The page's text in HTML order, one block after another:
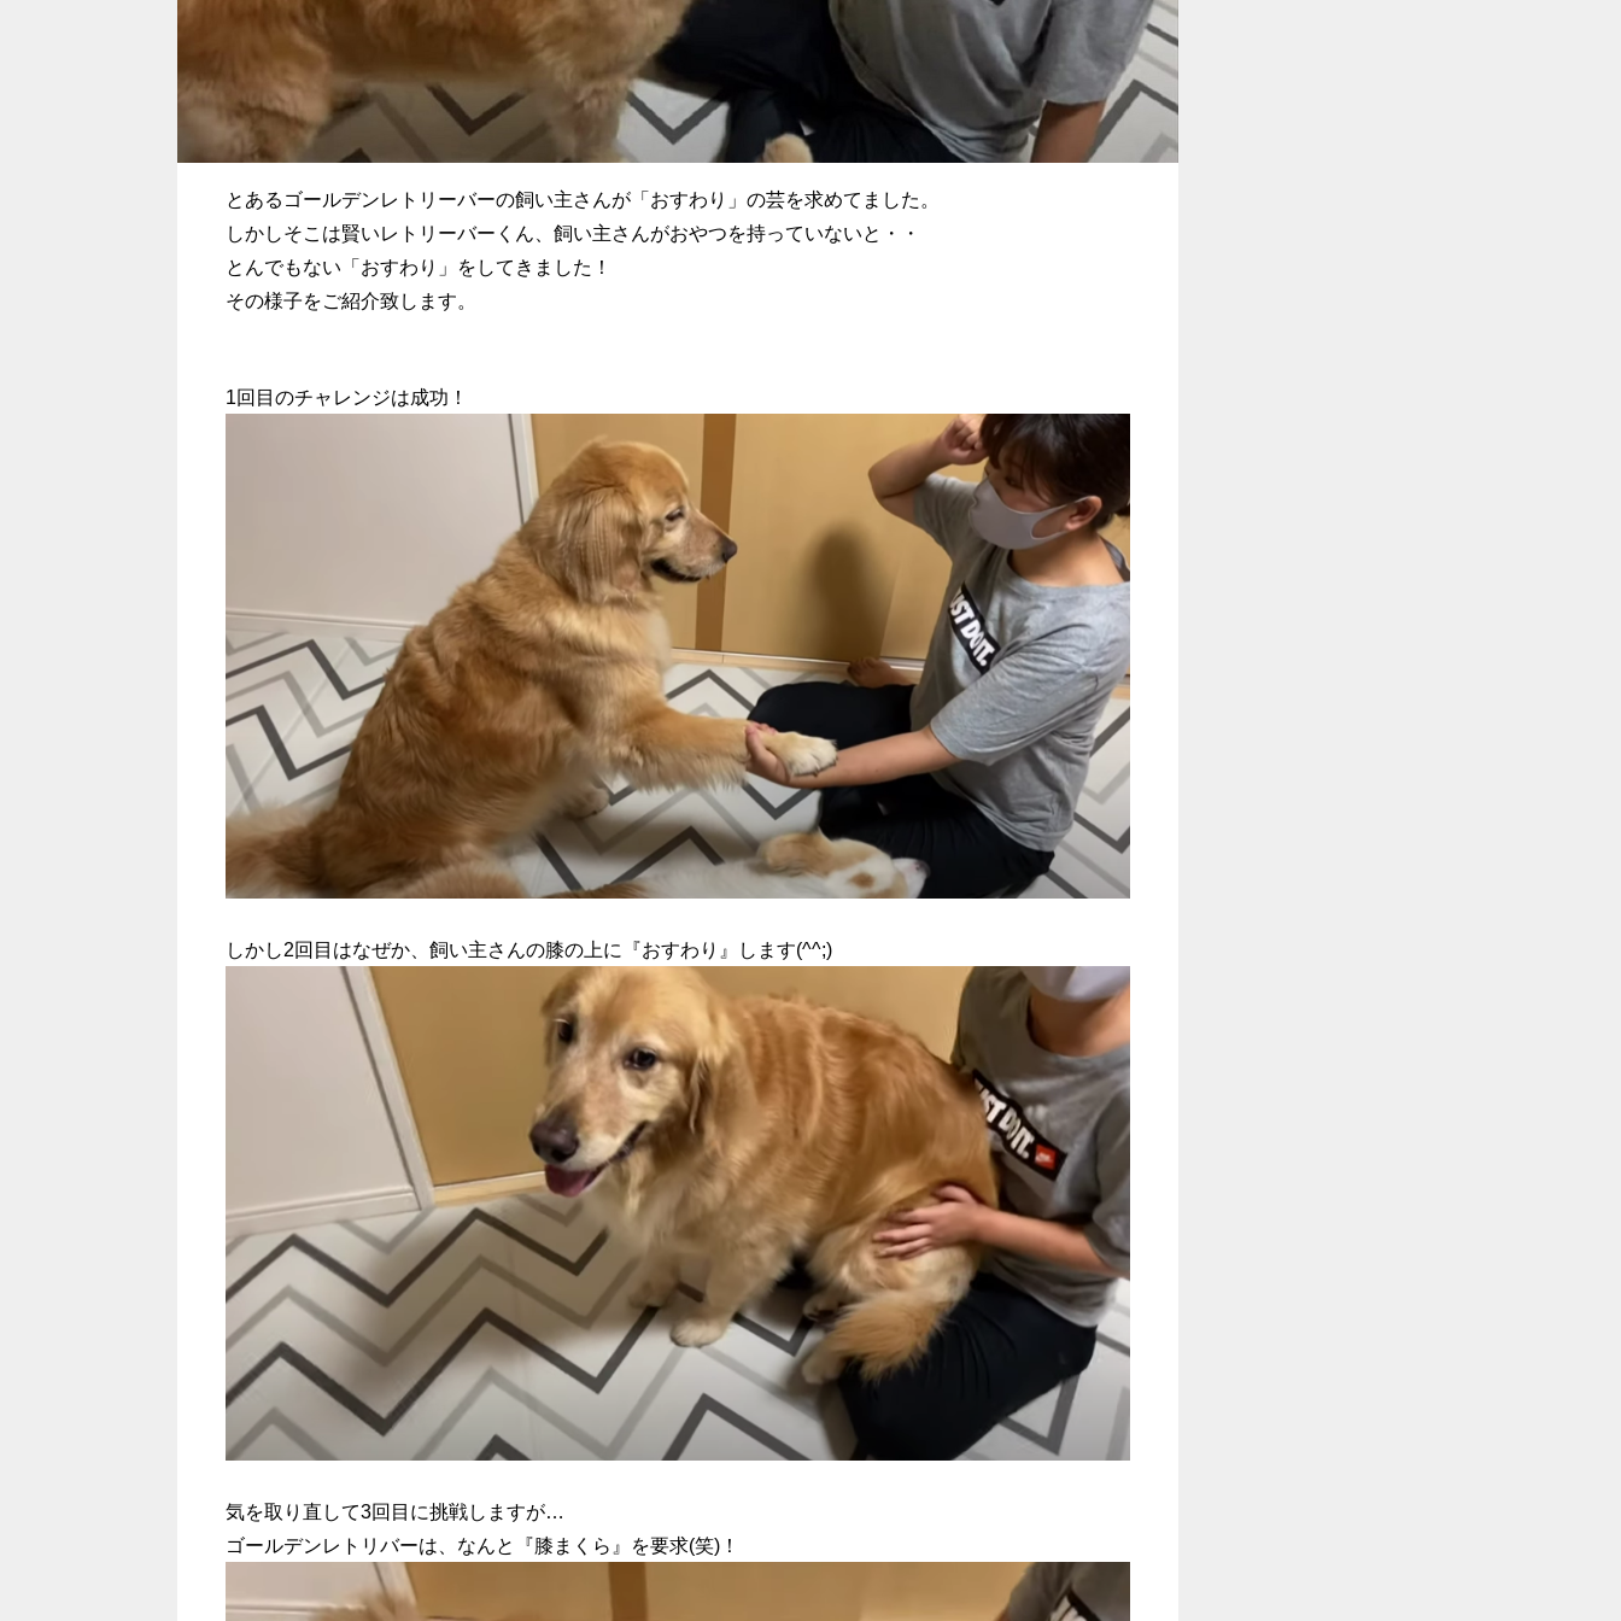
とあるゴールデンレトリーバーの飼い主さんが「おすわり」の芸を求めてました。
しかしそこは賢いレトリーバーくん、飼い主さんがおやつを持っていないと・・
とんでもない「おすわり」をしてきました！
その様子をご紹介致します。
1回目のチャレンジは成功！
しかし2回目はなぜか、飼い主さんの膝の上に『おすわり』します(^^;)
気を取り直して3回目に挑戦しますが…
ゴールデンレトリバーは、なんと『膝まくら』を要求(笑)！